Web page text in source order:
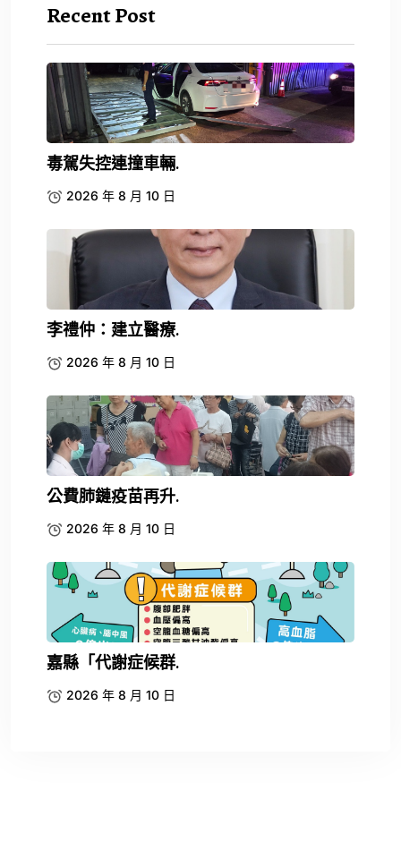
Recent Post
毒駕失控連撞車輛.
2026 年 8 月 10 日
李禮仲：建立醫療.
2026 年 8 月 10 日
公費肺鏈疫苗再升.
2026 年 8 月 10 日
嘉縣「代謝症候群.
2026 年 8 月 10 日